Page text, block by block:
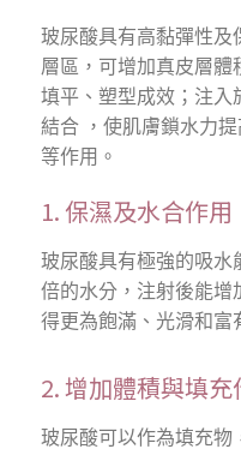
玻尿酸具有高黏彈性及
層區，可增加真皮層體
填平、塑型成效；注入
結合 ，使肌膚鎖水力
等作用。
1. 保濕及水合作用
玻尿酸具有極強的吸水
倍的水分，注射後能增
得更為飽滿、光滑和富
2. 增加體積與填充
玻尿酸可以作為填充物